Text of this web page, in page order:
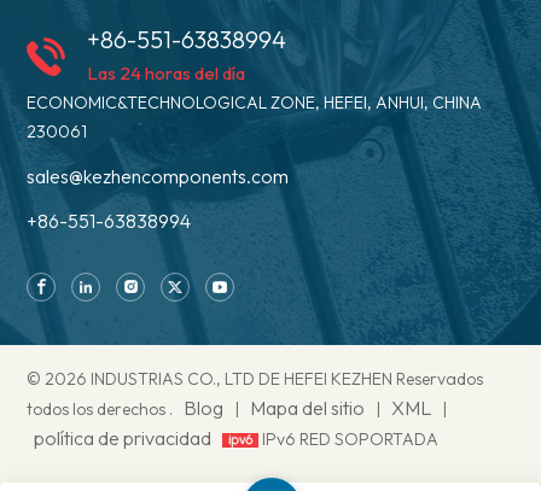
+86-551-63838994
Las 24 horas del día
ECONOMIC&TECHNOLOGICAL ZONE, HEFEI, ANHUI, CHINA
230061
sales@kezhencomponents.com
+86-551-63838994
© 2026 INDUSTRIAS CO., LTD DE HEFEI KEZHEN Reservados
todos los derechos .
Blog | Mapa del sitio | XML |
política de privacidad IPv6 RED SOPORTADA